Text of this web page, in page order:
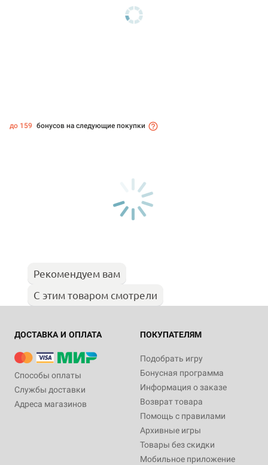
до 159 бонусов на следующие покупки
Рекомендуем вам
С этим товаром смотрели
ДОСТАВКА И ОПЛАТА
Способы оплаты
Службы доставки
Адреса магазинов
ПОКУПАТЕЛЯМ
Подобрать игру
Бонусная программа
Информация о заказе
Возврат товара
Помощь с правилами
Архивные игры
Товары без скидки
Мобильное приложение